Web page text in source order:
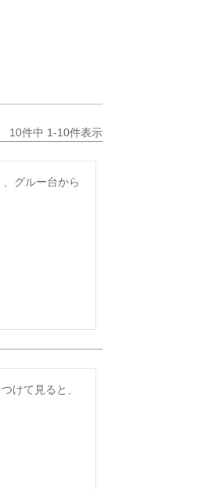
10件中 1-10件表示
グルー台から
けて見ると、